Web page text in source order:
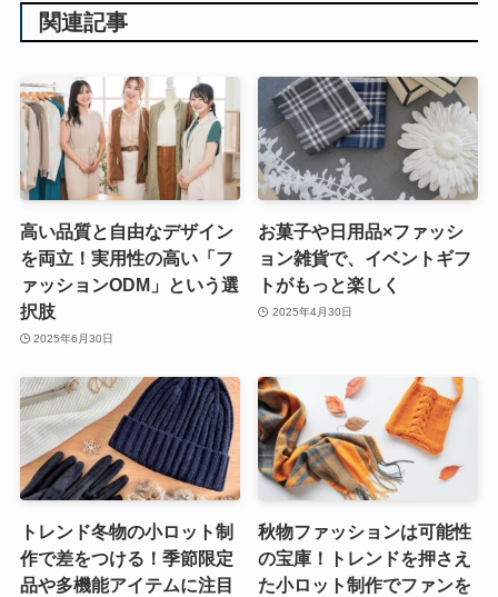
関連記事
高い品質と自由なデザイン
を両立！実用性の高い「フ
ァッションODM」という選
択肢
2025年6月30日
お菓子や日用品×ファッシ
ョン雑貨で、イベントギフ
トがもっと楽しく
2025年4月30日
トレンド冬物の小ロット制
作で差をつける！季節限定
品や多機能アイテムに注目
秋物ファッションは可能性
の宝庫！トレンドを押さえ
た小ロット制作でファンを